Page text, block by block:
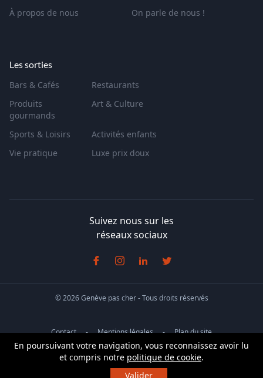
À propos de nous
On parle de nous !
Les sorties
Bars & Cafés
Restaurants
Produits
gourmands
Art & Culture
Sports & Loisirs
Activités enfants
Vie pratique
Luxe prix doux
Suivez nous sur les
réseaux sociaux
© 2026 Genève pas cher - Tous droits réservés
Contact Mentions légales
Plan du site
Conditions générales de vente
Info
Cet événement est
En poursuivant votre navigation, vous reconnaissez avoir lu
et compris notre politique de cookie.
Valider